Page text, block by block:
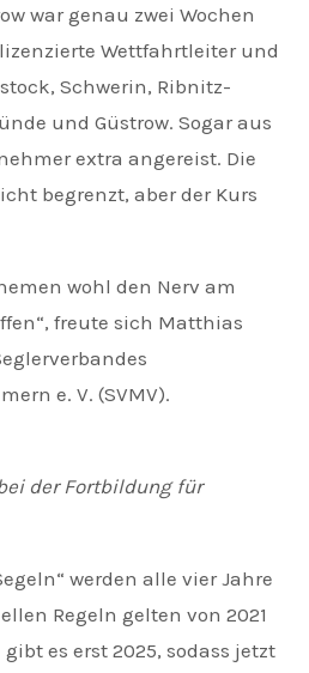
war genau zwei Wochen
Wettfahrtleiter und
Schwerin, Ribnitz-
und Güstrow. Sogar aus
extra angereist. Die
begrenzt, aber der Kurs
wohl den Nerv am
freute sich Matthias
e. V. (SVMV).
der Fortbildung für
werden alle vier Jahre
Regeln gelten von 2021
es erst 2025, sodass jetzt